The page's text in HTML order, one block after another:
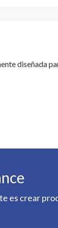
diseñada
es crear